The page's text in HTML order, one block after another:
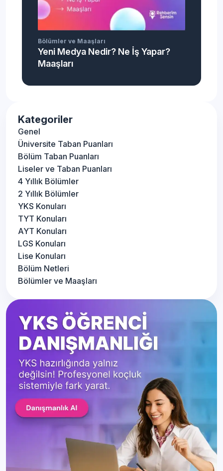
Bölümler ve Maaşları
Yeni Medya Nedir? Ne İş Yapar?
Maaşları
Kategoriler
Genel
Üniversite Taban Puanları
Bölüm Taban Puanları
Liseler ve Taban Puanları
4 Yıllık Bölümler
2 Yıllık Bölümler
YKS Konuları
TYT Konuları
AYT Konuları
LGS Konuları
Lise Konuları
Bölüm Netleri
Bölümler ve Maaşları